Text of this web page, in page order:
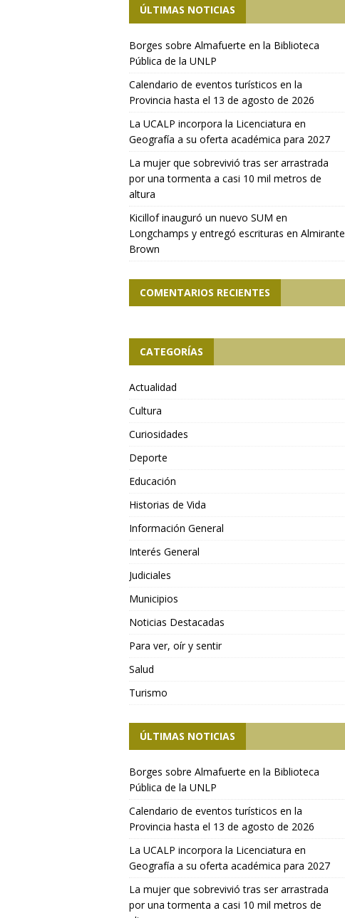
ÚLTIMAS NOTICIAS
Borges sobre Almafuerte en la Biblioteca
Pública de la UNLP
Calendario de eventos turísticos en la
Provincia hasta el 13 de agosto de 2026
La UCALP incorpora la Licenciatura en
Geografía a su oferta académica para 2027
La mujer que sobrevivió tras ser arrastrada
por una tormenta a casi 10 mil metros de
altura
Kicillof inauguró un nuevo SUM en
Longchamps y entregó escrituras en Almirante
Brown
COMENTARIOS RECIENTES
CATEGORÍAS
Actualidad
Cultura
Curiosidades
Deporte
Educación
Historias de Vida
Información General
Interés General
Judiciales
Municipios
Noticias Destacadas
Para ver, oír y sentir
Salud
Turismo
ÚLTIMAS NOTICIAS
Borges sobre Almafuerte en la Biblioteca
Pública de la UNLP
Calendario de eventos turísticos en la
Provincia hasta el 13 de agosto de 2026
La UCALP incorpora la Licenciatura en
Geografía a su oferta académica para 2027
La mujer que sobrevivió tras ser arrastrada
por una tormenta a casi 10 mil metros de